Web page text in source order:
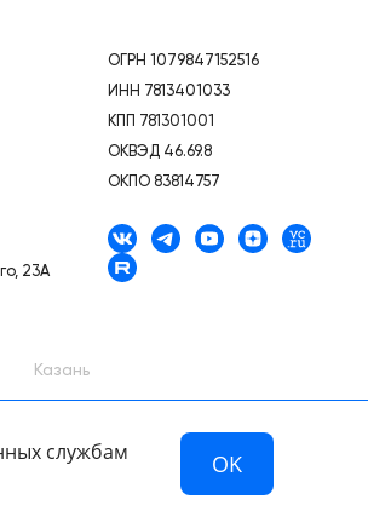
ОГРН 1079847152516
ИНН 7813401033
КПП 781301001
ОКВЭД 46.69.8
ОКПО 83814757
23А
Казань
Разработано в компании —
службам
OK